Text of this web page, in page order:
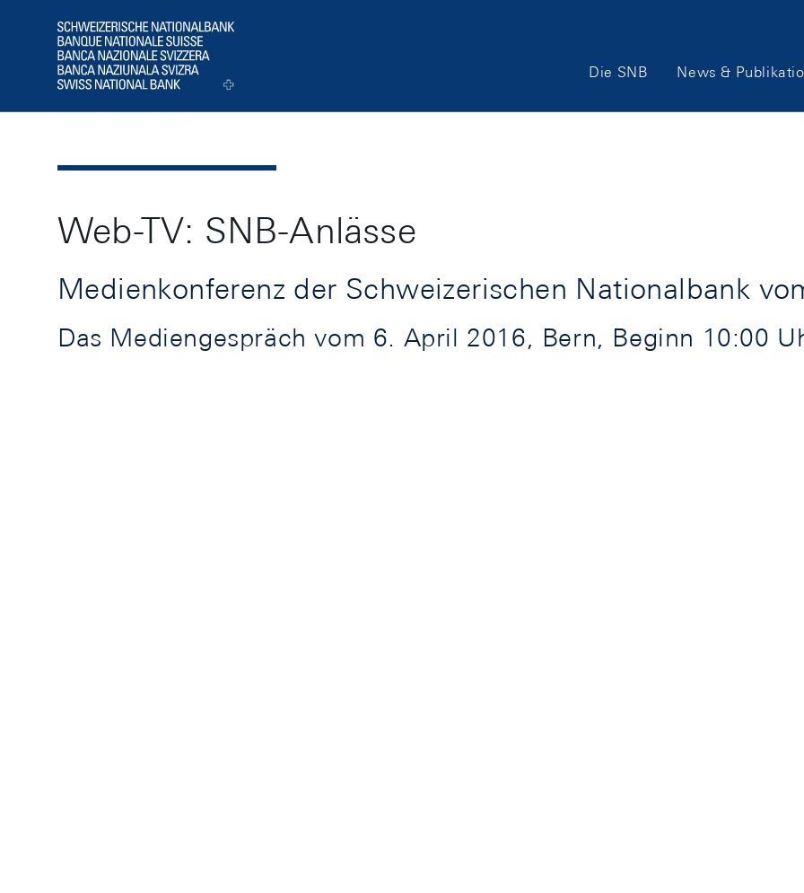
Logo
Hauptnavigation
Die SNB News &
Web-TV: SNB-Anlässe
Medienkonferenz der Schweizerischen Nationalbank
Das Mediengespräch vom 6. April 2016, Bern, Beginn 10:00